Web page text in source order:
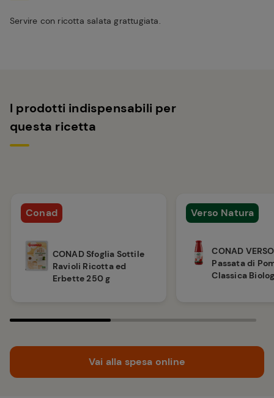
Servire con ricotta salata grattugiata.
I prodotti indispensabili per
questa ricetta
Conad
CONAD Sfoglia Sottile
Ravioli Ricotta ed
Erbette 250 g
Verso Natura
CONAD
Passata di
Classica
Vai alla spesa online